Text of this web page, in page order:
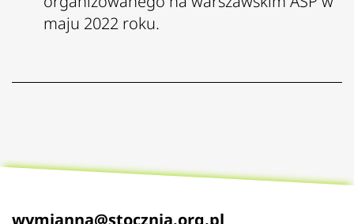
maju 2022 roku.
wymianna@stocznia.org.pl